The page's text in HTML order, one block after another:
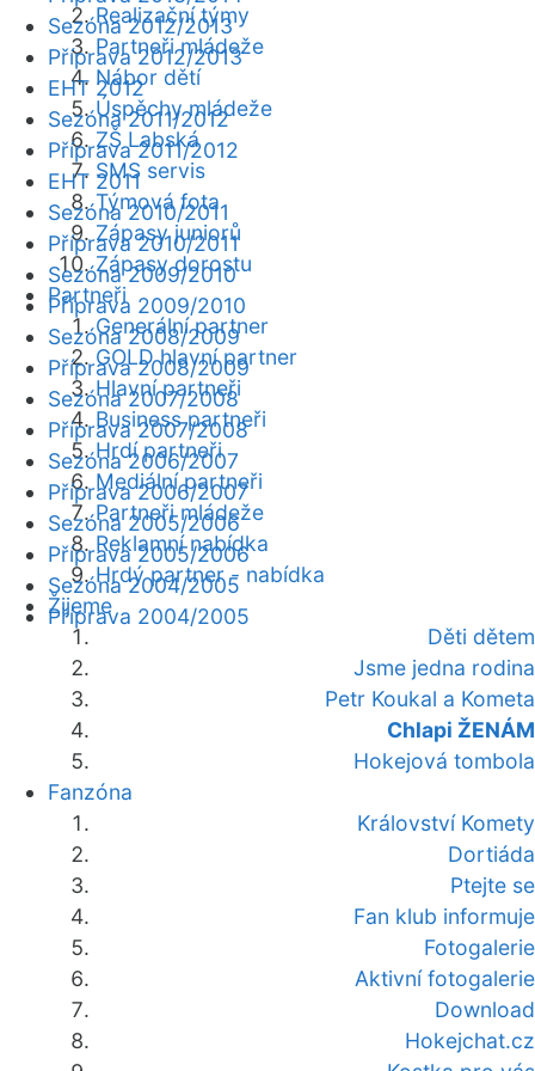
Realizační týmy
Partneři mládeže
Nábor dětí
Úspěchy mládeže
ZŠ Labská
SMS servis
Týmová fota
Zápasy juniorů
Zápasy dorostu
Partneři
Generální partner
GOLD hlavní partner
Hlavní partneři
Business partneři
Hrdí partneři
Mediální partneři
Partneři mládeže
Reklamní nabídka
Hrdý partner - nabídka
Žijeme
Děti dětem
Jsme jedna rodina
Petr Koukal a Kometa
Chlapi ŽENÁM
Hokejová tombola
Fanzóna
Království Komety
Dortiáda
Ptejte se
Fan klub informuje
Fotogalerie
Aktivní fotogalerie
Download
Hokejchat.cz
Sezóna 2012/2013
Příprava 2012/2013
EHT 2012
Sezóna 2011/2012
Příprava 2011/2012
EHT 2011
Sezóna 2010/2011
Příprava 2010/2011
Sezóna 2009/2010
Příprava 2009/2010
Sezóna 2008/2009
Příprava 2008/2009
Sezóna 2007/2008
Příprava 2007/2008
Sezóna 2006/2007
Příprava 2006/2007
Sezóna 2005/2006
Příprava 2005/2006
Sezóna 2004/2005
Příprava 2004/2005